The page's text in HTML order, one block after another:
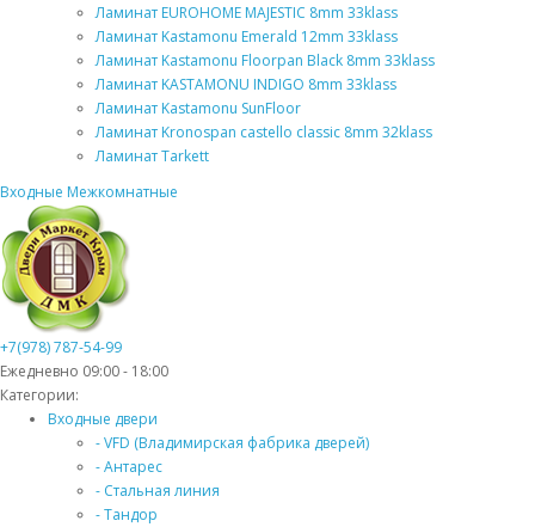
Ламинат EUROHOME MAJESTIC 8mm 33klass
Ламинат Kastamonu Emerald 12mm 33klass
Ламинат Kastamonu Floorpan Black 8mm 33klass
Ламинат KASTAMONU INDIGO 8mm 33klass
Ламинат Kastamonu SunFloor
Ламинат Kronospan castello classic 8mm 32klass
Ламинат Tarkett
Входные Межкомнатные
+7(978) 787-54-99
Ежедневно 09:00 - 18:00
Категории:
Входные двери
- VFD (Владимирская фабрика дверей)
- Антарес
- Стальная линия
- Тандор